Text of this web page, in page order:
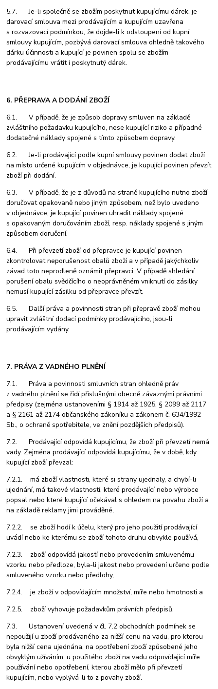
5.7. Je-li společně se zbožím poskytnut kupujícímu dárek, je
darovací smlouva mezi prodávajícím a kupujícím uzavřena
s rozvazovací podmínkou, že dojde-li k odstoupení od kupní
smlouvy kupujícím, pozbývá darovací smlouva ohledně takového
dárku účinnosti a kupující je povinen spolu se zbožím
prodávajícímu vrátit i poskytnutý dárek.
6. PŘEPRAVA A DODÁNÍ ZBOŽÍ
6.1. V případě, že je způsob dopravy smluven na základě
zvláštního požadavku kupujícího, nese kupující riziko a případné
dodatečné náklady spojené s tímto způsobem dopravy.
6.2. Je-li prodávající podle kupní smlouvy povinen dodat zboží
na místo určené kupujícím v objednávce, je kupující povinen převzít
zboží při dodání.
6.3. V případě, že je z důvodů na straně kupujícího nutno zboží
doručovat opakovaně nebo jiným způsobem, než bylo uvedeno
v objednávce, je kupující povinen uhradit náklady spojené
s opakovaným doručováním zboží, resp. náklady spojené s jiným
způsobem doručení.
6.4. Při převzetí zboží od přepravce je kupující povinen
zkontrolovat neporušenost obalů zboží a v případě jakýchkoliv
závad toto neprodleně oznámit přepravci. V případě shledání
porušení obalu svědčícího o neoprávněném vniknutí do zásilky
nemusí kupující zásilku od přepravce převzít.
6.5. Další práva a povinnosti stran při přepravě zboží mohou
upravit zvláštní dodací podmínky prodávajícího, jsou-li
prodávajícím vydány.
7. PRÁVA Z VADNÉHO PLNĚNÍ
7.1. Práva a povinnosti smluvních stran ohledně práv
z vadného plnění se řídí příslušnými obecně závaznými právními
předpisy (zejména ustanoveními § 1914 až 1925, § 2099 až 2117
a § 2161 až 2174 občanského zákoníku a zákonem č. 634/1992
Sb., o ochraně spotřebitele, ve znění pozdějších předpisů).
7.2. Prodávající odpovídá kupujícímu, že zboží při převzetí nemá
vady. Zejména prodávající odpovídá kupujícímu, že v době, kdy
kupující zboží převzal:
7.2.1. má zboží vlastnosti, které si strany ujednaly, a chybí-li
ujednání, má takové vlastnosti, které prodávající nebo výrobce
popsal nebo které kupující očekával s ohledem na povahu zboží a
na základě reklamy jimi prováděné,
7.2.2. se zboží hodí k účelu, který pro jeho použití prodávající
uvádí nebo ke kterému se zboží tohoto druhu obvykle používá,
7.2.3. zboží odpovídá jakostí nebo provedením smluvenému
vzorku nebo předloze, byla-li jakost nebo provedení určeno podle
smluveného vzorku nebo předlohy,
7.2.4. je zboží v odpovídajícím množství, míře nebo hmotnosti a
7.2.5. zboží vyhovuje požadavkům právních předpisů.
7.3. Ustanovení uvedená v čl. 7.2 obchodních podmínek se
nepoužijí u zboží prodávaného za nižší cenu na vadu, pro kterou
byla nižší cena ujednána, na opotřebení zboží způsobené jeho
obvyklým užíváním, u použitého zboží na vadu odpovídající míře
používání nebo opotřebení, kterou zboží mělo při převzetí
kupujícím, nebo vyplývá-li to z povahy zboží.